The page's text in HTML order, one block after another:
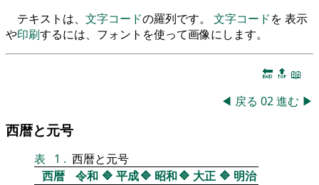
テキストは、 文字コードの羅列です。 文字コードを 表示
や印刷するには、フォントを使って画像にします。
🔚 🔝 📖
◀ 戻る 02進む ▶
西暦と元号
表 1 . 西暦と元号
西暦
令和 🔷 平成🔷 昭和🔷 大正 🔷 明治